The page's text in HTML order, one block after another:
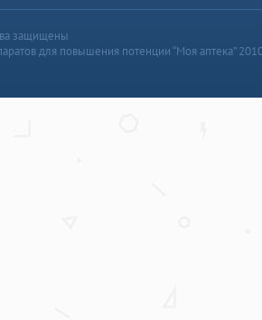
защищены
для повышения потенции “Моя аптека”